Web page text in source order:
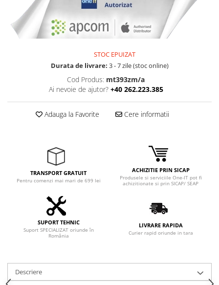
Adaptoare
Boxe
Mouse
Componente PC
Placi de Baza
Memorii
Hard Disc-uri
Servere & Componente
STOC EPUIZAT
Durata de livrare: 3 - 7 zile (stoc online)
Cod Produs: mt393zm/a
Ai nevoie de ajutor? +40 262.223.385
Adauga la Favorite Cere informatii
TRANSPORT GRATUIT
Pentru comenzi mai mari de 699 lei
ACHIZITIE PRIN SICAP
Produsele si serviciile One-IT pot fi
achizitionate si prin SICAP/ SEAP
SUPORT TEHNIC
Suport SPECIALIZAT oriunde în
România
LIVRARE RAPIDA
Curier rapid oriunde in tara
Descriere